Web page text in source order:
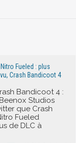
Fueled : plus
Crash Bandicoot 4
Bandicoot 4 :
Studios
que Crash
Fueled
de DLC à